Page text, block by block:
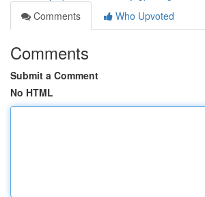
Comments
Who Upvoted
Comments
Submit a Comment
No HTML